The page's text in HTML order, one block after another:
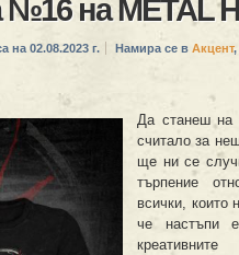
№16 на METAL
на 02.08.2023 г. Намира се в Акцент,
Да станеш на
считало за
ще ни се
търпение
всички, които
че настъпи